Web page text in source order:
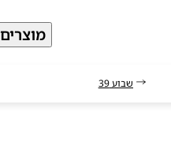
מוצרים
שבוע 39